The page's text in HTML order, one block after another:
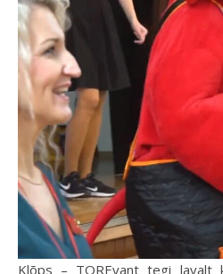
Klõps – TOREvant tegi lavalt